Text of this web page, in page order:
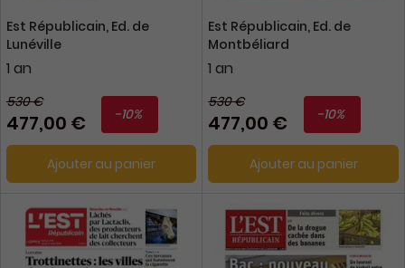
Est Républicain, Ed. de
Lunéville
1 an
530 €
477,00 € -10%
Ajouter au panier
Est Républicain, Ed. de
Montbéliard
1 an
530 €
477,00 € -10%
Ajouter au panier